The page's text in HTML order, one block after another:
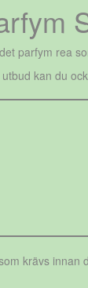
parfym rea
kan du
krävs innan